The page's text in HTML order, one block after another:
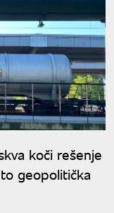
koči rešenje
geopolitička